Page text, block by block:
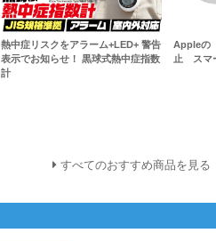
熱中症リスクをアラーム+LED+ 警告
表示でお知らせ！ 黒球式熱中症指数
計
Appleの
止 スマ
すべてのおすすめ商品を見る